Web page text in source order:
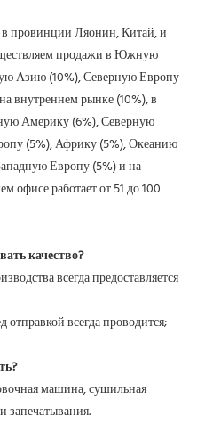
продажи в Южную
Азию (10%), Северную Европу
внутреннем рынке (10%), в
Америку (6%), Северную
(5%), Африку (5%), Океанию
Европу (5%) и на
офисе работает от 51 до 100
качество?
отправкой всегда проводится;